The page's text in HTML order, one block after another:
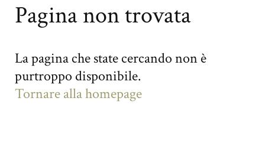
Pagina non trovata
La pagina che state cercando non è
purtroppo disponibile.
Tornare alla homepage